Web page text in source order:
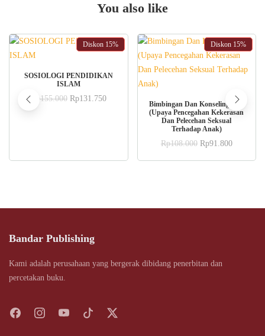
You also like
Diskon 15%
SOSIOLOGI PENDIDIKAN
ISLAM
Rp155.000 Original
Rp131.750Current
Diskon 15%
Bimbingan Dan Konseling Aud
(Upaya Pencegahan Kekerasan
Dan Pelecehan Seksual
Terhadap Anak)
Rp108.000 Original
was:
Rp91.800Current
is:
Bandar Publishing
Kami adalah perusahaan yang bergerak dibidang penerbitan dan
percetakan buku.